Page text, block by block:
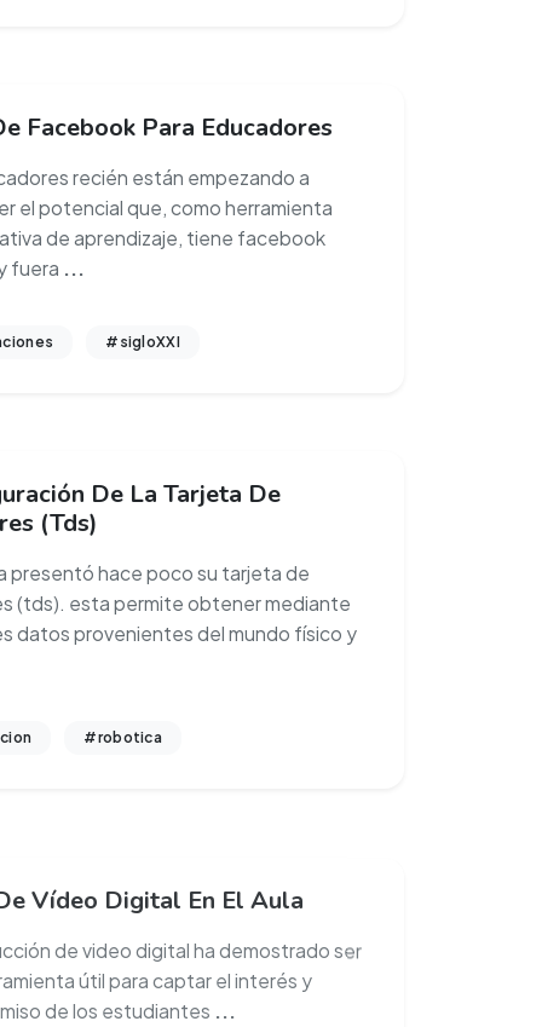
Facebook Para Educadores
recién están empezando a
el potencial que, como herramienta
de aprendizaje, tiene facebook
fuera ...
#sigloXXI
De La Tarjeta De
(Tds)
presentó hace poco su tarjeta de
(tds). esta permite obtener mediante
datos provenientes del mundo físico y
#robotica
Vídeo Digital En El Aula
de video digital ha demostrado ser
útil para captar el interés y
de los estudiantes